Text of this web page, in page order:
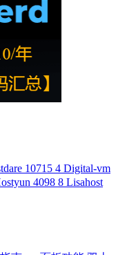
10715 4 Digital-vm
4098 8 Lisahost